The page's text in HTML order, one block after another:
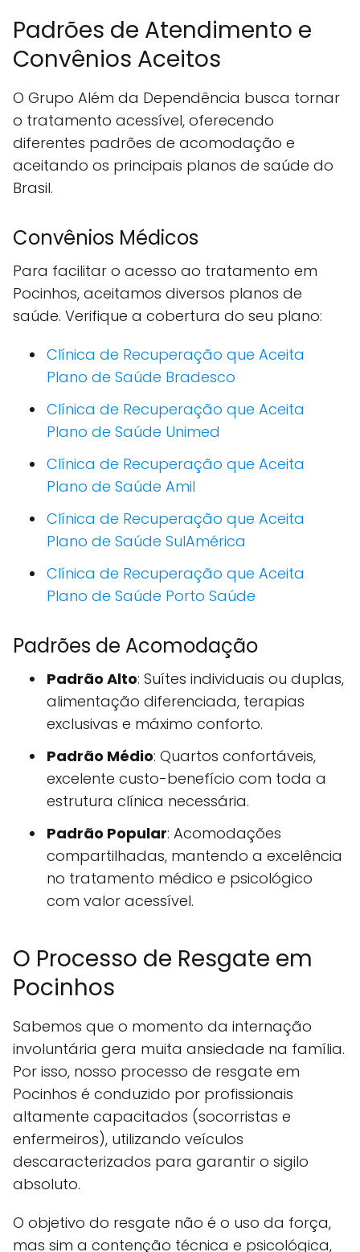
Padrões de Atendimento e
Convênios Aceitos
O Grupo Além da Dependência busca tornar
o tratamento acessível, oferecendo
diferentes padrões de acomodação e
aceitando os principais planos de saúde do
Brasil.
Convênios Médicos
Para facilitar o acesso ao tratamento em
Pocinhos, aceitamos diversos planos de
saúde. Verifique a cobertura do seu plano:
Clínica de Recuperação que Aceita
Plano de Saúde Bradesco
Clínica de Recuperação que Aceita
Plano de Saúde Unimed
Clínica de Recuperação que Aceita
Plano de Saúde Amil
Clínica de Recuperação que Aceita
Plano de Saúde SulAmérica
Clínica de Recuperação que Aceita
Plano de Saúde Porto Saúde
Padrões de Acomodação
Padrão Alto: Suítes individuais ou duplas,
alimentação diferenciada, terapias
exclusivas e máximo conforto.
Padrão Médio: Quartos confortáveis,
excelente custo-benefício com toda a
estrutura clínica necessária.
Padrão Popular: Acomodações
compartilhadas, mantendo a excelência
no tratamento médico e psicológico
com valor acessível.
O Processo de Resgate em
Pocinhos
Sabemos que o momento da internação
involuntária gera muita ansiedade na família.
Por isso, nosso processo de resgate em
Pocinhos é conduzido por profissionais
altamente capacitados (socorristas e
enfermeiros), utilizando veículos
descaracterizados para garantir o sigilo
absoluto.
O objetivo do resgate não é o uso da força,
mas sim a contenção técnica e psicológica,